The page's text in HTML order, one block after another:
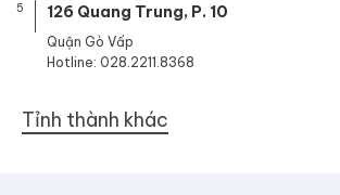
5 126 Quang Trung, P. 10
Quận Gò Vấp
Hotline: 028.2211.8368
Tỉnh thành khác